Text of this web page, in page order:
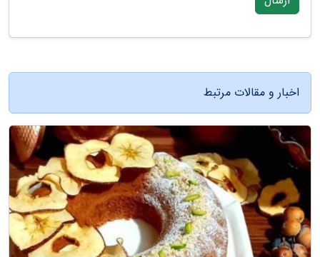
اخبار و مقالات مرتبط